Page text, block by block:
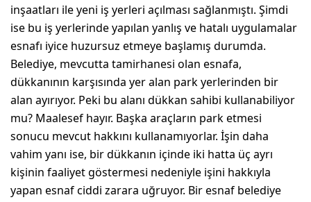
inşaatları ile yeni iş yerleri açılması sağlanmıştı. Şimdi
ise bu iş yerlerinde yapılan yanlış ve hatalı uygulamalar
esnafı iyice huzursuz etmeye başlamış durumda.
Belediye, mevcutta tamirhanesi olan esnafa,
dükkanının karşısında yer alan park yerlerinden bir
alan ayırıyor. Peki bu alanı dükkan sahibi kullanabiliyor
mu? Maalesef hayır. Başka araçların park etmesi
sonucu mevcut hakkını kullanamıyorlar. İşin daha
vahim yanı ise, bir dükkanın içinde iki hatta üç ayrı
kişinin faaliyet göstermesi nedeniyle işini hakkıyla
yapan esnaf ciddi zarara uğruyor. Bir esnaf belediye